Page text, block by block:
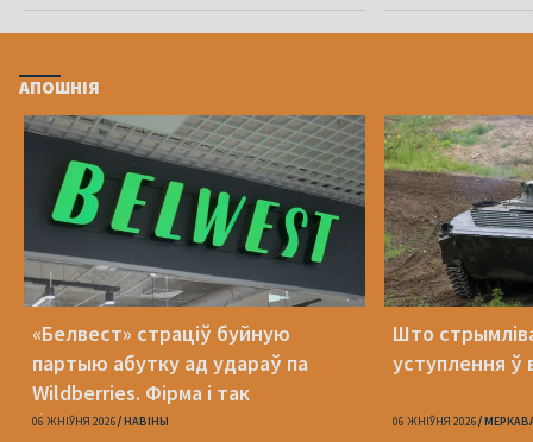
АПОШНІЯ
«Белвест» страціў буйную
партыю абутку ад удараў па
Wildberries. Фірма і так
банкрутавала
06 ЖНІЎНЯ 2026 НАВІНЫ
Што
уступлення ў
06 ЖНІЎНЯ 2026